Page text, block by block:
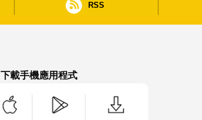
RSS
下載手機應用程式